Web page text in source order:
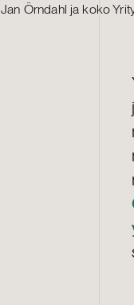
Jan Örndahl ja koko